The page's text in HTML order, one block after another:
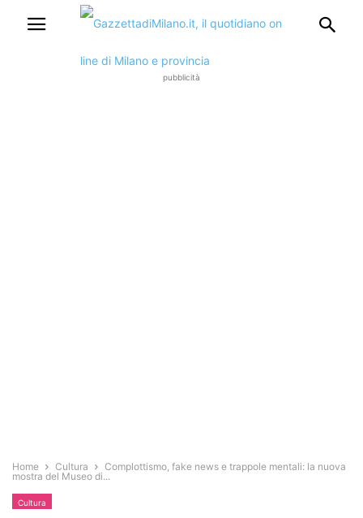
pubblicità
Home Cultura
Complottismo, fake news e trappole mentali: la nuova
mostra del Museo di...
Cultura